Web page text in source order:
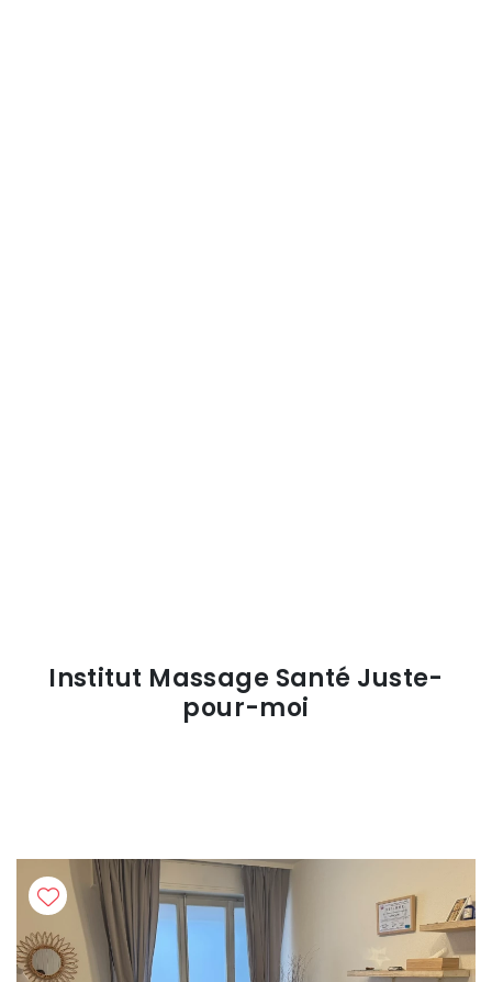
Institut Massage Santé Juste-
pour-moi